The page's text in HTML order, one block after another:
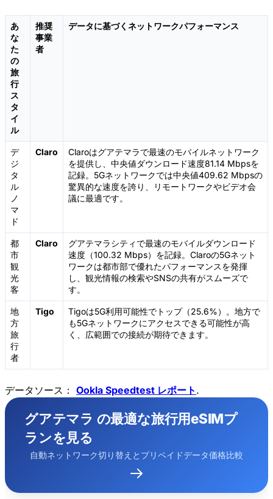
あ
な
た
の
旅
行
ス
タ
イ
ル
推奨
事業
者
データに基づくネットワークパフォーマンス
デ
ジ
タ
ル
ノ
マ
ド
Claro
Claroはグアテマラで最速のモバイルネットワーク
を提供し、中央値ダウンロード速度81.14 Mbpsを
記録。5Gネットワークでは中央値409.62 Mbpsの
驚異的な速度を誇り、リモートワークやビデオ会
議に最適です。
都
市
観
光
客
Claro
グアテマラシティで最速のモバイルダウンロード
速度（100.32 Mbps）を記録。Claroの5Gネット
ワークは都市部で優れたパフォーマンスを発揮
し、観光情報の検索やSNSの共有がスムーズで
す。
地
方
旅
行
者
Tigo
Tigoは5G利用可能性でトップ（25.6%）。地方で
も5Gネットワークにアクセスできる可能性が高
く、広範囲での接続が期待できます。
データソース： Ookla Speedtest レポート .
グアテマラ の最適な旅行用eSIMプ
ランを見る
自動ネットワーク切り替えとプリペイドデータ価格比較